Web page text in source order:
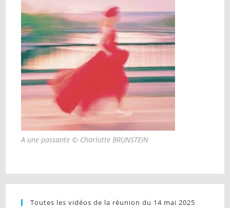
A une passante © Charlotte BRUNSTEIN
Toutes les vidéos de la réunion du 14 mai 2025